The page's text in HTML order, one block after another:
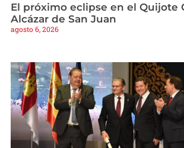
El próximo eclipse en el Quijote
Alcázar de San Juan
agosto 6, 2026